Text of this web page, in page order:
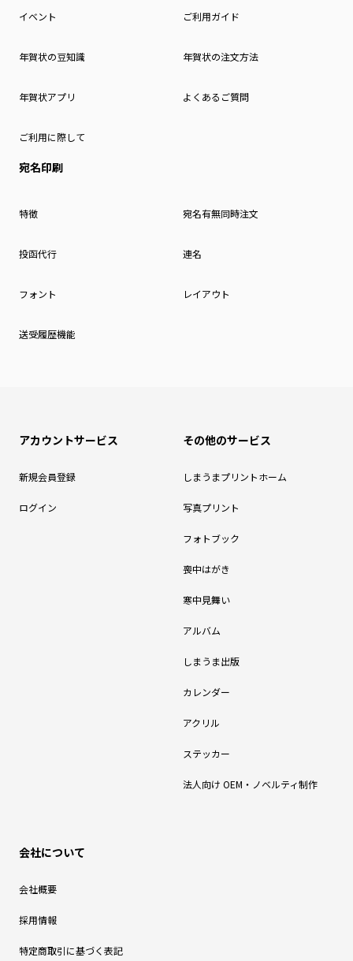
イベント ご利用ガイド
年賀状の豆知識 年賀状の注文方法
年賀状アプリ よくあるご質問
ご利用に際して
宛名印刷
特徴 宛名有無同時注文
投函代行 連名
フォント レイアウト
送受履歴機能
アカウントサービス
新規会員登録
ログイン
その他のサービス
しまうまプリントホーム
写真プリント
フォトブック
喪中はがき
寒中見舞い
アルバム
しまうま出版
カレンダー
アクリル
ステッカー
法人向け OEM・ノベルティ制作
会社について
会社概要
採用情報
特定商取引に基づく表記